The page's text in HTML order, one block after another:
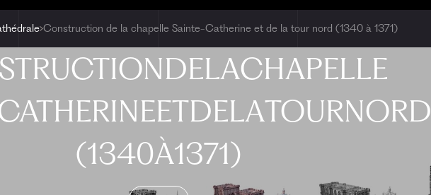
Construction de la chapelle Sainte-Catherine et de la tour nord (1340 à 1371)
DELACHAPELLE
ETDELATOURNORD
(1340À1371)